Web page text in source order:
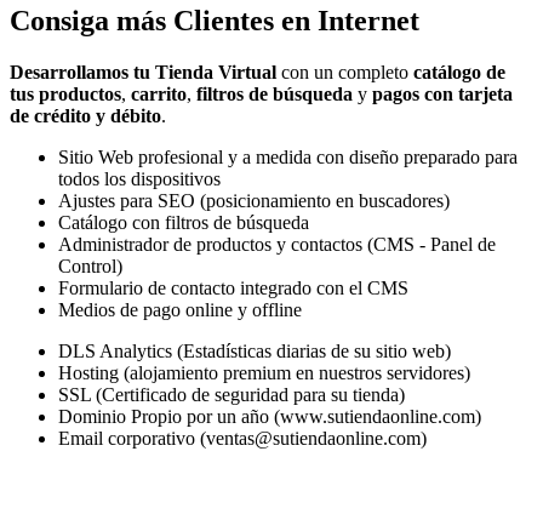
Consiga más Clientes en Internet
Desarrollamos tu Tienda Virtual con un completo catálogo de
tus productos, carrito, filtros de búsqueda y pagos con tarjeta
de crédito y débito.
Sitio Web profesional y a medida con diseño preparado para
todos los dispositivos
Ajustes para SEO (posicionamiento en buscadores)
Catálogo con filtros de búsqueda
Administrador de productos y contactos (CMS - Panel de
Control)
Formulario de contacto integrado con el CMS
Medios de pago online y offline
DLS Analytics (Estadísticas diarias de su sitio web)
Hosting (alojamiento premium en nuestros servidores)
SSL (Certificado de seguridad para su tienda)
Dominio Propio por un año (www.sutiendaonline.com)
Email corporativo (ventas@sutiendaonline.com)